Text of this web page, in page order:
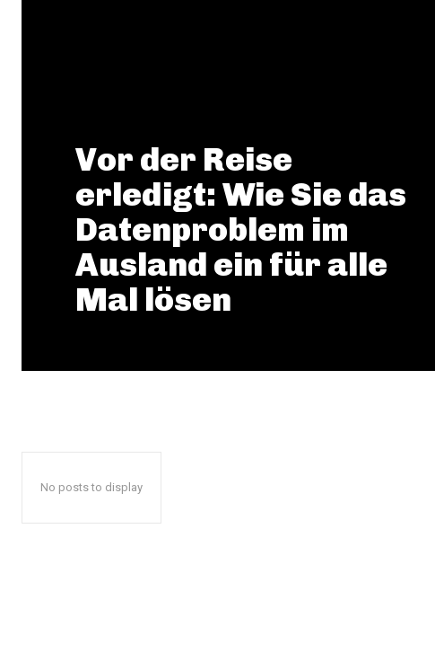
Vor der Reise
erledigt: Wie Sie das
Datenproblem im
Ausland ein für alle
Mal lösen
No posts to display